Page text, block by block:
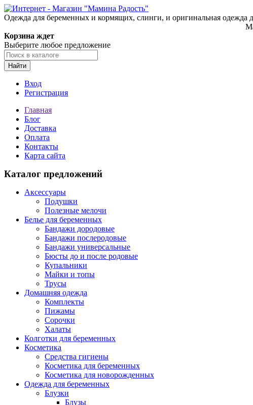
Одежда для беременных и кормящих, слинги, и оригинальная одежда
Корзина ждет
Выберите любое предложение
Найти
Вход
Регистрация
Главная
Блог
Доставка
Оплата
Контакты
Карта сайта
Каталог предложений
Аксессуары
Подушки
Полезные мелочи
Белье для беременных
Бандажи дородовые
Бандажи послеродовые
Бандажи универсальные
Бюсты до и после родовые
Купальники
Майки и топы
Трусы
Домашняя одежда
Комплекты
Пижамы
Сорочки
Халаты
Колготки для беременных
Косметика
Cредства гигиены
Косметика для беременных
Косметика для новорожденных
Одежда для беременных
Блузки
Блузы